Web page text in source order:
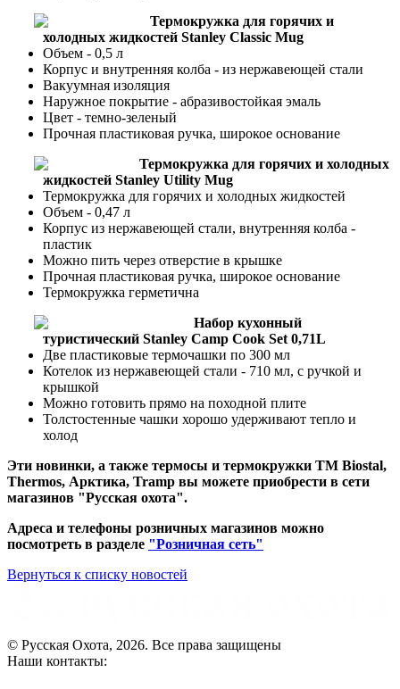
Термокружка для горячих и
холодных жидкостей Stanley Classic Mug
Объем - 0,5 л
Корпус и внутренняя колба - из нержавеющей стали
Вакуумная изоляция
Наружное покрытие - абразивостойкая эмаль
Цвет - темно-зеленый
Прочная пластиковая ручка, широкое основание
Термокружка для горячих и холодных
жидкостей Stanley Utility Mug
Термокружка для горячих и холодных жидкостей
Объем - 0,47 л
Корпус из нержавеющей стали, внутренняя колба -
пластик
Можно пить через отверстие в крышке
Прочная пластиковая ручка, широкое основание
Термокружка герметична
Набор кухонный
туристический Stanley Camp Cook Set 0,71L
Две пластиковые термочашки по 300 мл
Котелок из нержавеющей стали - 710 мл, с ручкой и
крышкой
Можно готовить прямо на походной плите
Толстостенные чашки хорошо удерживают тепло и
холод
Эти новинки, а также термосы и термокружки ТМ Biostal,
Thermos, Арктика, Tramp вы можете приобрести в сети
магазинов "Русская охота".
Адреса и телефоны розничных магазинов можно
посмотреть в разделе "Розничная сеть"
Вернуться к списку новостей
© Русская Охота, 2026. Все права защищены
Наши контакты: